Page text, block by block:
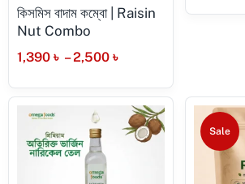
কিসমিস বাদাম কম্বো | Raisin
Nut Combo
1,390 ৳ – 2,500 ৳
Sale